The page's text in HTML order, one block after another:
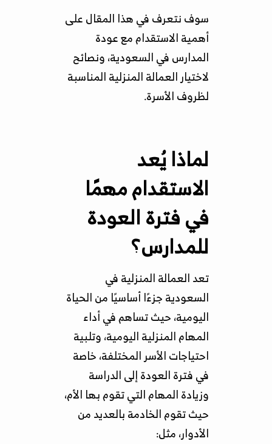
سوف نتعرف في هذا المقال على
أهمية الاستقدام مع عودة
المدارس في السعودية، ونصائح
لاختيار العمالة المنزلية المناسبة
لظروف الأسرة.
لماذا يُعد
الاستقدام مهمًا
في فترة العودة
للمدارس؟
تعد العمالة المنزلية في
السعودية جزءًا أساسيًا من الحياة
اليومية، حيث تساهم في أداء
المهام المنزلية اليومية، وتلبية
احتياجات الأسر المختلفة، خاصة
في فترة العودة إلى الدراسة
وزيادة المهام التي تقوم بها الأم،
حيث تقوم الخادمة بالعديد من
الأدوار، مثل: